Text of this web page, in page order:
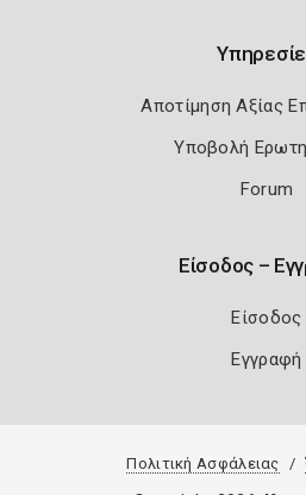
Αποτίμηση Αξίας
Υποβολή
Forum
Είσοδος –
Είσοδος
Εγγραφή
Πολιτική Ασφάλειας